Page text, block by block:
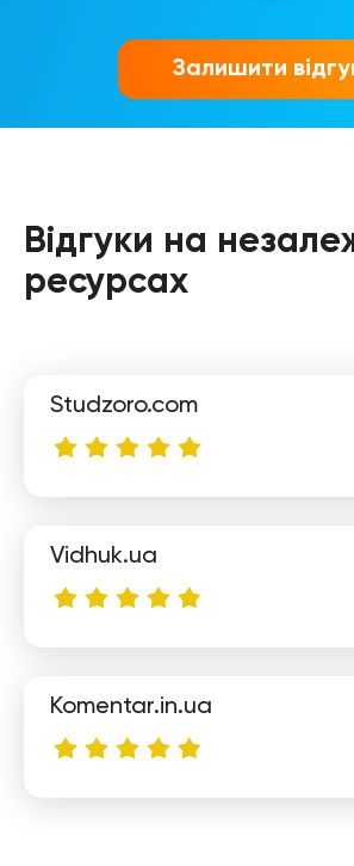
Сніжана
Залишити
Відгуки на
ресурсах
Studzoro.com
Vidhuk.ua
Komentar.in.ua